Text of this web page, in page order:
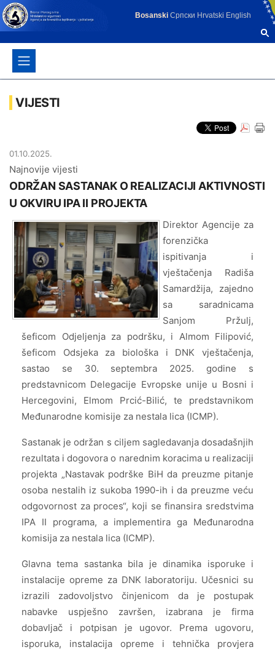
Bosanski Српски Hrvatski English
VIJESTI
01.10.2025.
Najnovije vijesti
ODRŽAN SASTANAK O REALIZACIJI AKTIVNOSTI
U OKVIRU IPA II PROJEKTA
Direktor Agencije za
forenzička
ispitivanja i
vještačenja Radiša
Samardžija, zajedno
sa saradnicama
Sanjom Pržulj,
šeficom Odjeljenja za podršku, i Almom Filipović,
šeficom Odsjeka za biološka i DNK vještačenja,
sastao se 30. septembra 2025. godine s
predstavnicom Delegacije Evropske unije u Bosni i
Hercegovini, Elmom Prcić-Bilić, te predstavnikom
Međunarodne komisije za nestala lica (ICMP).
Sastanak je održan s ciljem sagledavanja dosadašnjih
rezultata i dogovora o narednim koracima u realizaciji
projekta „Nastavak podrške BiH da preuzme pitanje
osoba nestalih iz sukoba 1990-ih i da preuzme veću
odgovornost za proces“, koji se finansira sredstvima
IPA II programa, a implementira ga Međunarodna
komisija za nestala lica (ICMP).
Glavna tema sastanka bila je dinamika isporuke i
instalacije opreme za DNK laboratoriju. Učesnici su
izrazili zadovoljstvo činjenicom da je postupak
nabavke uspješno završen, izabrana je firma
dobavljač i potpisan je ugovor. Prema ugovoru,
isporuka, instalacija opreme i tehnička provjera